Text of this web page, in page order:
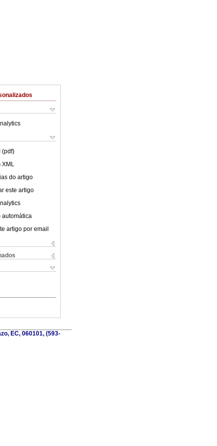
(pdf)
do artigo
este artigo
automática
artigo por email
EC, 060101, (593-